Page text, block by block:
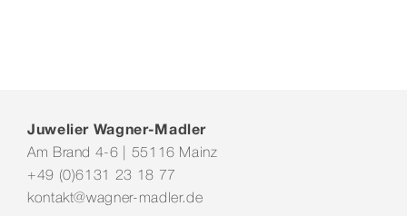
Juwelier Wagner-Madler
Am Brand 4-6 | 55116 Mainz
+49 (0)6131 23 18 77
kontakt@wagner-madler.de